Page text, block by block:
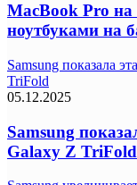
MacBook Pro на
ноутбуками на
Samsung показала
TriFold
05.12.2025
Samsung
Galaxy Z TriFold